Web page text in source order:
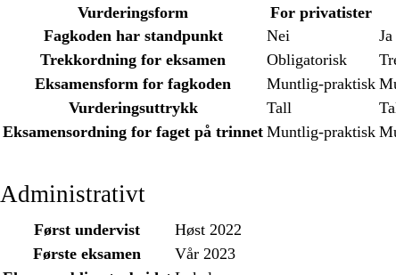
Vurderingsform For privatister
Fagkoden har standpunkt
Nei
Ja
Trekkordning for eksamen
Obligatorisk
Eksamensform for fagkoden
Muntlig-praktisk
Vurderingsuttrykk
Tall
Eksamensordning for faget på trinnet Muntlig-praktisk
Administrativt
Først undervist
Høst 2022
Første eksamen
Vår 2023